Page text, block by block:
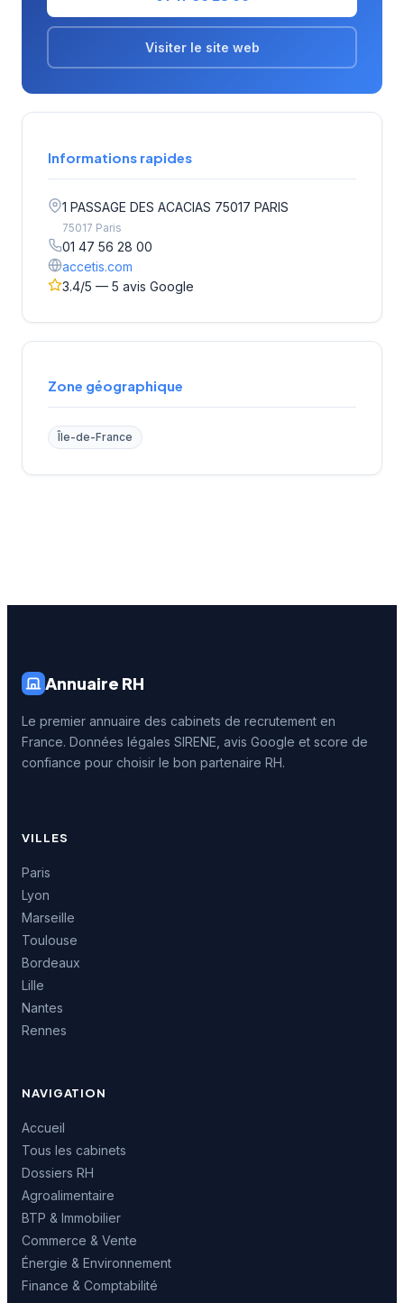
Visiter le site web
Informations rapides
1 PASSAGE DES ACACIAS 75017 PARIS
75017 Paris
01 47 56 28 00
accetis.com
3.4/5 — 5 avis Google
Zone géographique
Île-de-France
Annuaire RH
Le premier annuaire des cabinets de recrutement en
France. Données légales SIRENE, avis Google et score de
confiance pour choisir le bon partenaire RH.
VILLES
Paris
Lyon
Marseille
Toulouse
Bordeaux
Lille
Nantes
Rennes
NAVIGATION
Accueil
Tous les cabinets
Dossiers RH
Agroalimentaire
BTP & Immobilier
Commerce & Vente
Énergie & Environnement
Finance & Comptabilité